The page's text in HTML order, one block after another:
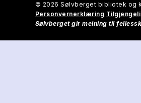
© 2026 Sølvberget bibliotek og
Personvernerklæring
Sølvberget gir meining til